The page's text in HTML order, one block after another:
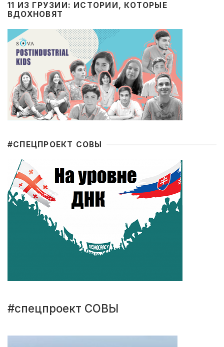
11 ИЗ ГРУЗИИ: ИСТОРИИ, КОТОРЫЕ
ВДОХНОВЯТ
#CПЕЦПРОЕКТ СОВЫ
#спецпроект СОВЫ